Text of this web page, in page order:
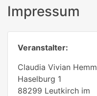
Impressum
Veranstalter:
Claudia Vivian Hemm
Haselburg 1
88299 Leutkirch im